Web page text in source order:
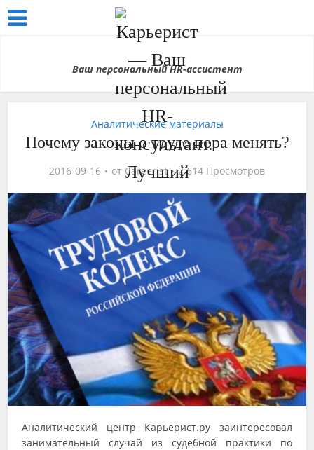
Ваш персональный HR-ассистент
Аналитические материалы
Почему законы о труде пора менять?
2016-09-16 от Careerist 2 614 Просмотров
Аналитический центр Карьерист.ру заинтересовал
занимательный случай из судебной практики по